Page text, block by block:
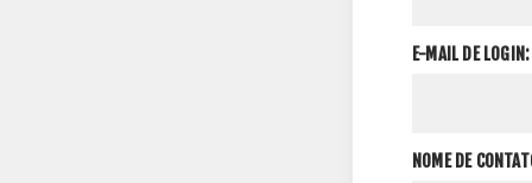
E-MAIL DE LOGIN:
NOME DE